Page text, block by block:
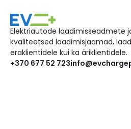
Elektriautode laadimisseadmete
kvaliteetsed laadimisjaamad,
eraklientidele kui ka äriklientidele.
+370 677 52 723